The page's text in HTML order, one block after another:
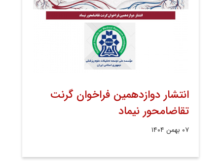
انتشار دوازدهمین فراخوان گرنت
تقاضامحور نیماد
۰۷ بهمن ۱۴۰۴